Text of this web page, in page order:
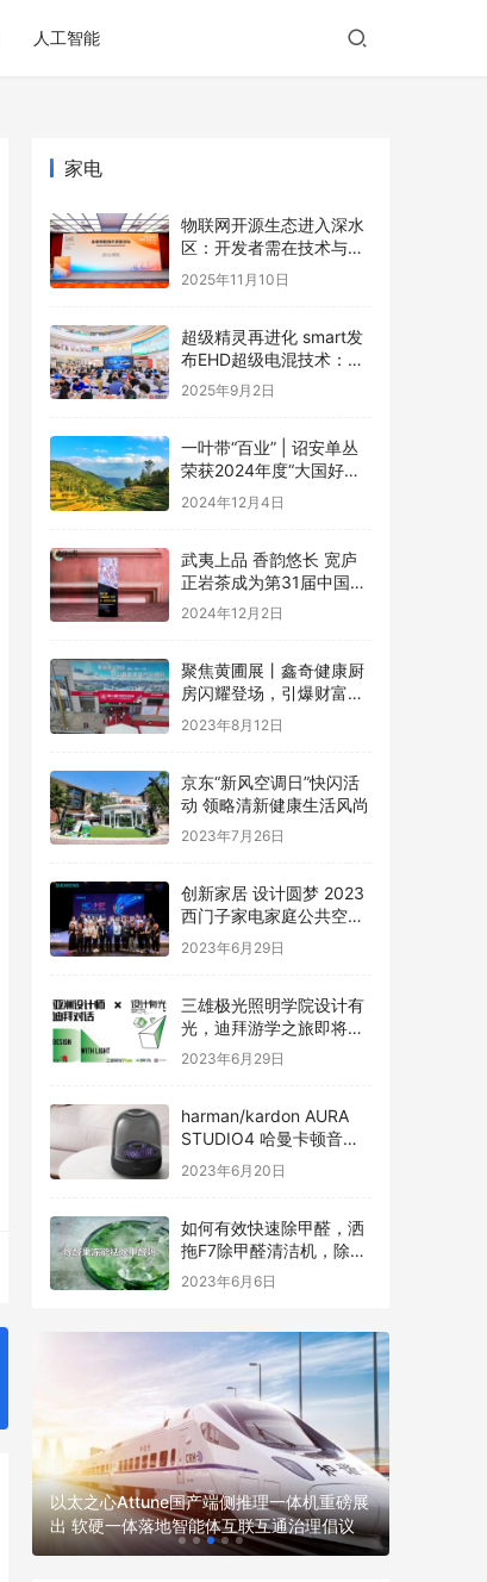
人工智能
家电
物联网开源生态进入深水
区：开发者需在技术与商
业的夹缝中寻找破局之道
2025年11月10日
超级精灵再进化 smart发
布EHD超级电混技术：每
一程，比增程更成
2025年9月2日
一叶带“百业” | 诏安单丛
荣获2024年度“大国好货·
一县一品”特色品牌
2024年12月4日
武夷上品 香韵悠长 宽庐
正岩茶成为第31届中国国
际广告节唯一指定茶叶品
2024年12月2日
聚焦黄圃展丨鑫奇健康厨
房闪耀登场，引爆财富盛
宴
2023年8月12日
京东“新风空调日”快闪活
动 领略清新健康生活风尚
2023年7月26日
创新家居 设计圆梦 2023
西门子家电家庭公共空间
设计大赛圆满礼成
2023年6月29日
三雄极光照明学院设计有
光，迪拜游学之旅即将启
程
2023年6月29日
harman/kardon AURA
STUDIO4 哈曼卡顿音乐
琉璃四代全新发布
2023年6月20日
如何有效快速除甲醛，洒
拖F7除甲醛清洁机，除醛
过程看得见
2023年6月6日
以太之心Attune国产端侧推理一体机重磅展
出 软硬一体落地智能体互联互通治理倡议